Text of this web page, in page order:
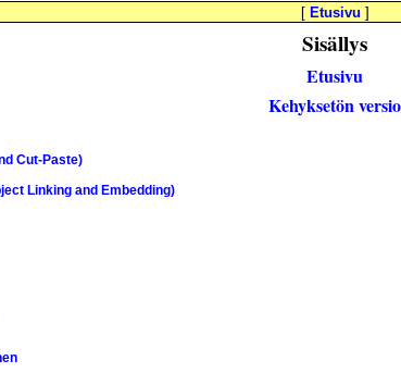
[ Etusivu ]
Sisällys
Etusivu
Kehyksetön versio
Cut-Paste)
Linking and Embedding)